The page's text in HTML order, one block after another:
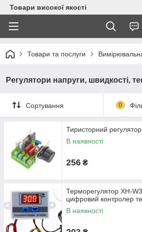
Товари високої якості
Товари та послуги
Регулятори напруги, швидкості,
Сортування 0
Тиристорний
В наявності
256 ₴
Терморегулятор XH-
цифровий контролер
В наявності